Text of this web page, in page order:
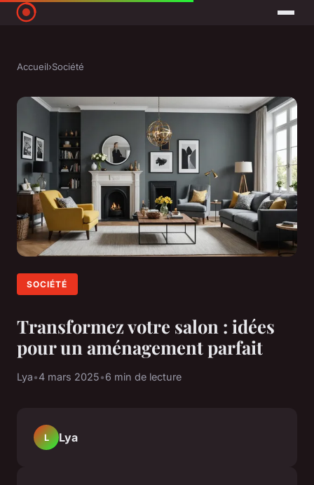
Accueil›Société
SOCIÉTÉ
Transformez votre salon : idées
pour un aménagement parfait
Lya•4 mars 2025•6 min de lecture
L Lya